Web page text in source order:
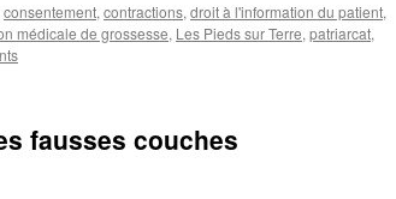
consentement, contractions, droit à l'information du patient,
médicale de grossesse, Les Pieds sur Terre, patriarcat,
fausses couches